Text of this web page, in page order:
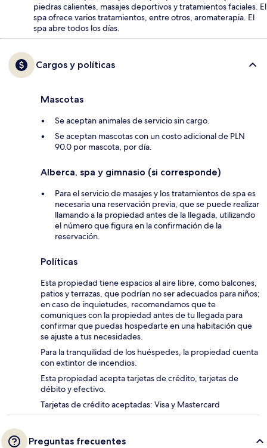
piedras calientes, masajes deportivos y tratamientos faciales. El
spa ofrece varios tratamientos, entre otros, aromaterapia. El
spa abre todos los días.
Cargos y políticas
Mascotas
Se aceptan animales de servicio sin cargo.
Se aceptan mascotas con un costo adicional de PLN
90.0 por mascota, por día.
Alberca, spa y gimnasio (si corresponde)
Para el servicio de masajes y los tratamientos de spa es
necesaria una reservación previa, que se puede realizar
llamando a la propiedad antes de la llegada, utilizando
el número que figura en la confirmación de la
reservación.
Políticas
Esta propiedad tiene espacios al aire libre, como balcones,
patios y terrazas, que podrían no ser adecuados para niños;
en caso de inquietudes, recomendamos que te
comuniques con la propiedad antes de tu llegada para
confirmar que puedas hospedarte en una habitación que
se ajuste a tus necesidades.
Para la tranquilidad de los huéspedes, la propiedad cuenta
con extintor de incendios.
Esta propiedad acepta tarjetas de crédito, tarjetas de
débito y efectivo.
Tarjetas de crédito aceptadas: Visa y Mastercard
Preguntas frecuentes